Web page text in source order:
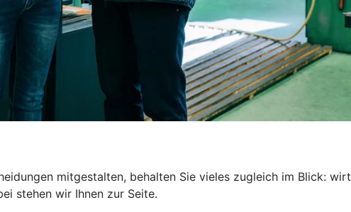
mitgestalten, behalten Sie vieles zugleich im Blick:
stehen wir Ihnen zur Seite.